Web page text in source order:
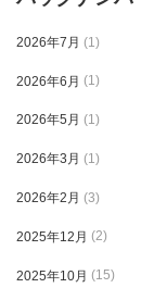
2026年7月 (1)
2026年6月 (1)
2026年5月 (1)
2026年3月 (1)
2026年2月 (3)
2025年12月 (2)
2025年10月 (15)